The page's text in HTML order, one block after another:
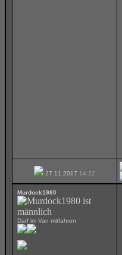
27.11.2017 14:22
Murdock1980
Darf im Van mitfahren